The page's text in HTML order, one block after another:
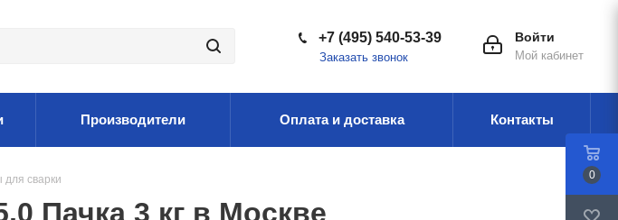
Войти
Мой кабинет
+7 (495) 540-53-39
Заказать звонок
Производители Оплата и доставка Контакты
для сварки
Пачка 3 кг в Москве
0